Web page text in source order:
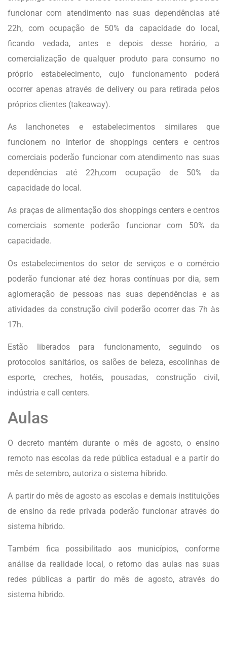
funcionar com atendimento nas suas dependências até
22h, com ocupação de 50% da capacidade do local,
ficando vedada, antes e depois desse horário, a
comercialização de qualquer produto para consumo no
próprio estabelecimento, cujo funcionamento poderá
ocorrer apenas através de delivery ou para retirada pelos
próprios clientes (takeaway).
As lanchonetes e estabelecimentos similares que
funcionem no interior de shoppings centers e centros
comerciais poderão funcionar com atendimento nas suas
dependências até 22h,com ocupação de 50% da
capacidade do local.
As praças de alimentação dos shoppings centers e centros
comerciais somente poderão funcionar com 50% da
capacidade.
Os estabelecimentos do setor de serviços e o comércio
poderão funcionar até dez horas contínuas por dia, sem
aglomeração de pessoas nas suas dependências e as
atividades da construção civil poderão ocorrer das 7h às
17h.
Estão liberados para funcionamento, seguindo os
protocolos sanitários, os salões de beleza, escolinhas de
esporte, creches, hotéis, pousadas, construção civil,
indústria e call centers.
Aulas
O decreto mantém durante o mês de agosto, o ensino
remoto nas escolas da rede pública estadual e a partir do
mês de setembro, autoriza o sistema híbrido.
A partir do mês de agosto as escolas e demais instituições
de ensino da rede privada poderão funcionar através do
sistema híbrido.
Também fica possibilitado aos municípios, conforme
análise da realidade local, o retorno das aulas nas suas
redes públicas a partir do mês de agosto, através do
sistema híbrido.